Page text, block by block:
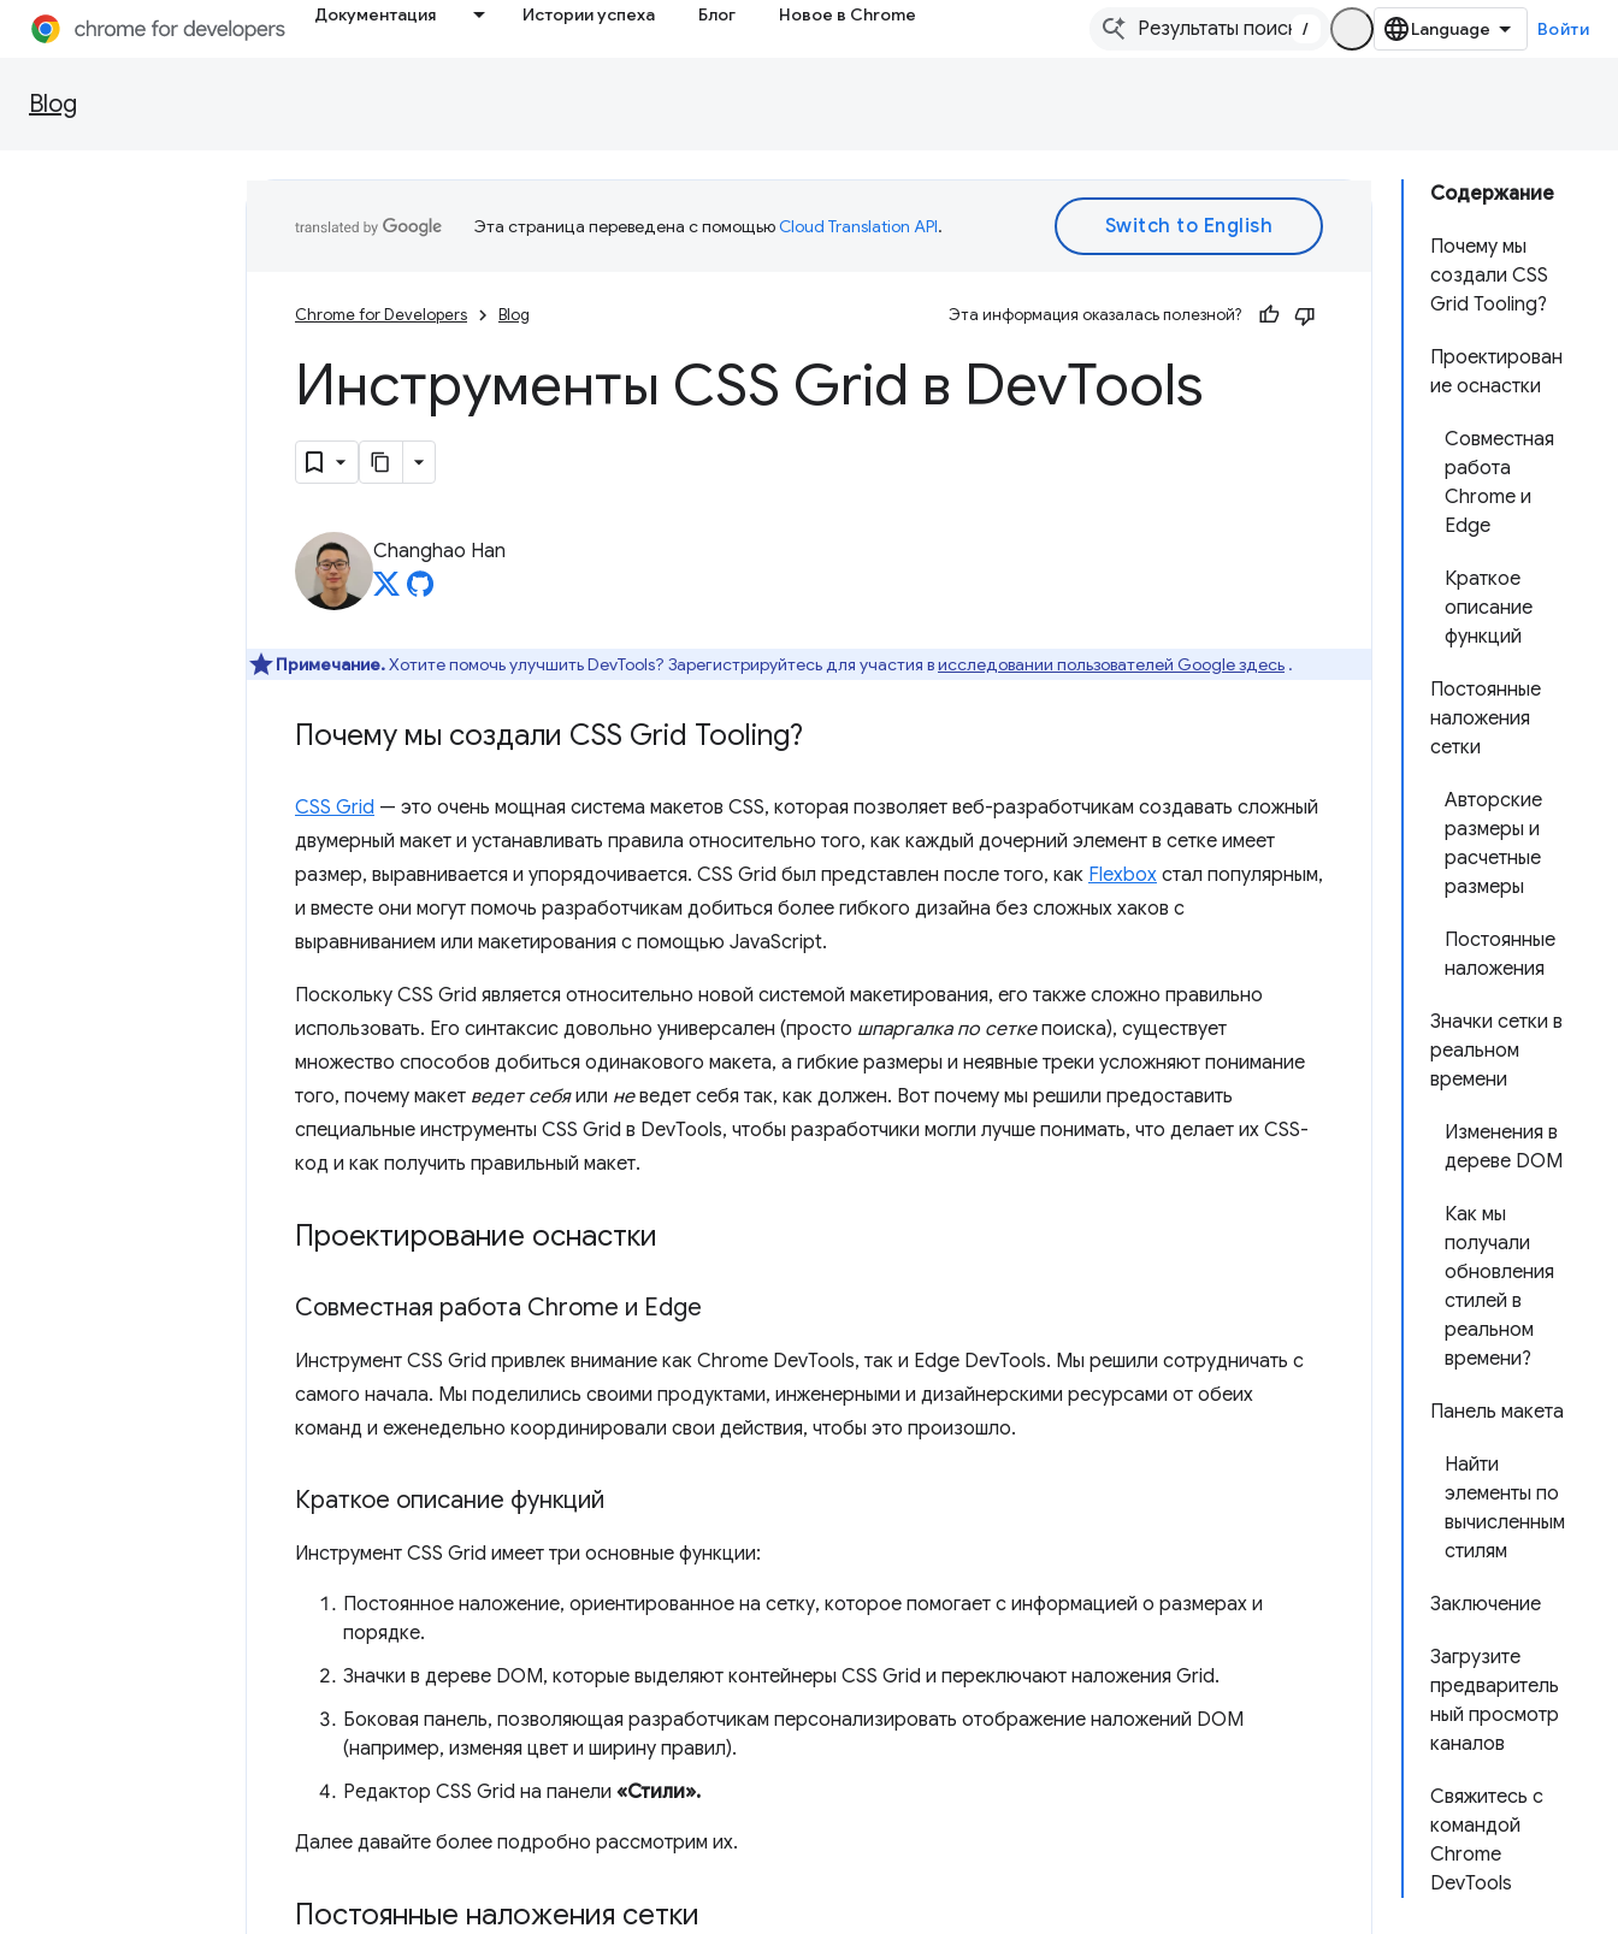
Документация Истории успеха Блог Новое в Chrome
/ Войти
Blog
Содержание
Почему мы
создали CSS
Grid Tooling?
Проектирован
ие оснастки
Совместная
работа
Chrome и
Edge
Краткое
описание
функций
Постоянные
наложения
сетки
Авторские
размеры и
расчетные
размеры
Постоянные
наложения
Значки сетки в
реальном
времени
Изменения в
дереве DOM
Как мы
получали
обновления
стилей в
реальном
времени?
Панель макета
Найти
элементы по
вычисленным
стилям
Заключение
Загрузите
предваритель
ный просмотр
каналов
Свяжитесь с
командой
Chrome
DevTools
Эта страница переведена с помощьюCloud Translation API.
Chrome for Developers Blog Эта информация оказалась полезной?
Инструменты CSS Grid в DevTools
Changhao Han
Примечание.Хотите помочь улучшить DevTools? Зарегистрируйтесь для участия висследовании пользователей Google здесь .
Почему мы создали CSS Grid Tooling?
CSS Grid — это очень мощная система макетов CSS, которая позволяет веб-разработчикам создавать сложный
двумерный макет и устанавливать правила относительно того, как каждый дочерний элемент в сетке имеет
размер, выравнивается и упорядочивается. CSS Grid был представлен после того, как Flexbox стал популярным,
и вместе они могут помочь разработчикам добиться более гибкого дизайна без сложных хаков с
выравниванием или макетирования с помощью JavaScript.
Поскольку CSS Grid является относительно новой системой макетирования, его также сложно правильно
использовать. Его синтаксис довольно универсален (просто шпаргалка по сеткепоиска), существует
множество способов добиться одинакового макета, а гибкие размеры и неявные треки усложняют понимание
того, почему макет ведет себяили неведет себя так, как должен. Вот почему мы решили предоставить
специальные инструменты CSS Grid в DevTools, чтобы разработчики могли лучше понимать, что делает их CSS-
код и как получить правильный макет.
Проектирование оснастки
Совместная работа Chrome и Edge
Инструмент CSS Grid привлек внимание как Chrome DevTools, так и Edge DevTools. Мы решили сотрудничать с
самого начала. Мы поделились своими продуктами, инженерными и дизайнерскими ресурсами от обеих
команд и еженедельно координировали свои действия, чтобы это произошло.
Краткое описание функций
Инструмент CSS Grid имеет три основные функции:
Постоянное наложение, ориентированное на сетку, которое помогает с информацией о размерах и
порядке.
Значки в дереве DOM, которые выделяют контейнеры CSS Grid и переключают наложения Grid.
Боковая панель, позволяющая разработчикам персонализировать отображение наложений DOM
(например, изменяя цвет и ширину правил).
Редактор CSS Grid на панели «Стили».
Далее давайте более подробно рассмотрим их.
Постоянные наложения сетки